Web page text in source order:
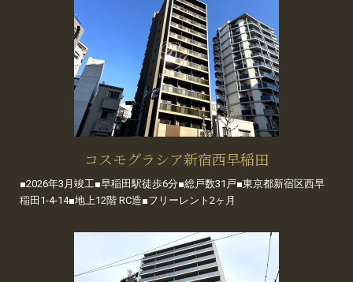
コスモグラシア新宿西早稲田
■2026年3月竣工■早稲田駅徒歩6分■総戸数31戸■東京都新宿区西早
稲田1-4-14■地上12階 RC造■フリーレント2ヶ月